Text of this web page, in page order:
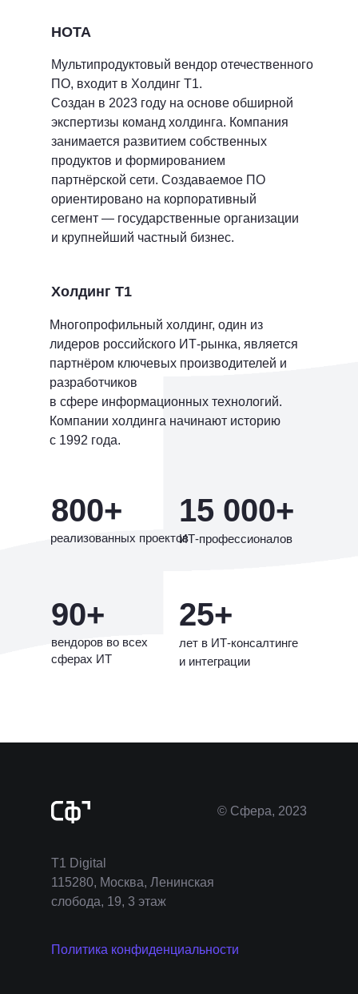
800+ 15 000+
реализованных проектовИТ-профессионалов
НОТА
90+ 25+
вендоров во всех
сферах ИТ
лет в ИТ-консалтинге
и интеграции
Холдинг Т1
Многопрофильный холдинг, один из
лидеров российского ИТ-рынка, является
партнёром ключевых производителей и
разработчиков
в сфере информационных технологий.
Компании холдинга начинают историю
с 1992 года.
Мультипродуктовый вендор отечественного
ПО, входит в Холдинг Т1.
Создан в 2023 году на основе обширной
экспертизы команд холдинга. Компания
занимается развитием собственных
продуктов и формированием
партнёрской сети. Создаваемое ПО
ориентировано на корпоративный
сегмент — государственные организации
и крупнейший частный бизнес.
© Сфера, 2023
T1 Digital
115280, Москва, Ленинская
слобода, 19, 3 этаж
Политика конфиденциальности